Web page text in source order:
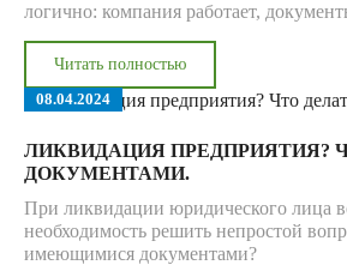
логично: компания работает,
значит, срочности нет.
Читать полностью
08.04.2024
ЛИКВИДАЦИЯ ПРЕДПРИЯТИЯ?
ДОКУМЕНТАМИ.
При ликвидации юридического лица
необходимость решить непростой
имеющимися документами?